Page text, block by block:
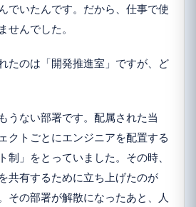
でいたんです。だから、仕事で使
せんでした。
のは「開発推進室」ですが、ど
うない部署です。配属された当
クトごとにエンジニアを配置する
制」をとっていました。その時、
共有するために立ち上げたのが
その部署が解散になったあと、人